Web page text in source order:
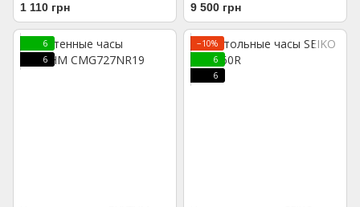
1 110 грн 9 500 грн
6
6
−10%
6
6